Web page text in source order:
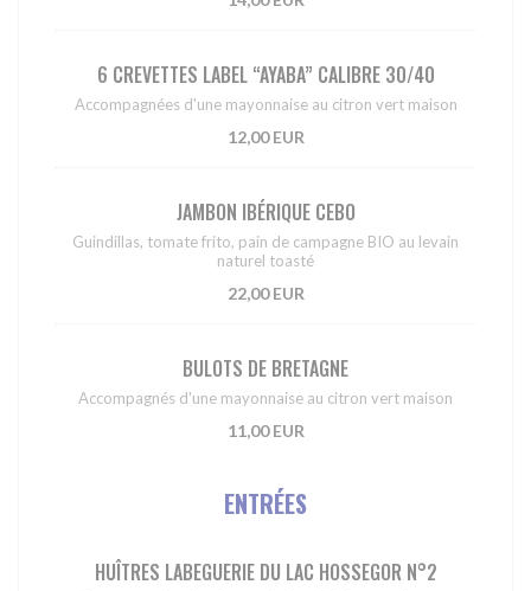
6 CREVETTES LABEL “AYABA” CALIBRE 30/40
Accompagnées d'une mayonnaise au citron vert maison
12,00 EUR
JAMBON IBÉRIQUE CEBO
Guindillas, tomate frito, pain de campagne BIO au levain
naturel toasté
22,00 EUR
BULOTS DE BRETAGNE
Accompagnés d'une mayonnaise au citron vert maison
11,00 EUR
ENTRÉES
HUÎTRES LABEGUERIE DU LAC HOSSEGOR N°2